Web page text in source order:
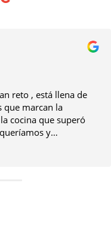
reto , está llena de
de los materiales